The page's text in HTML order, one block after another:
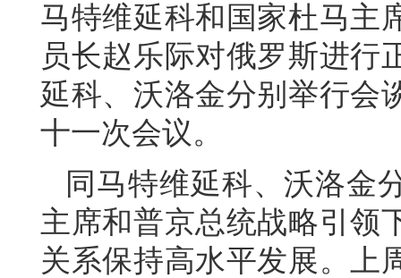
马特维延科和国家杜马主
员长赵乐际对俄罗斯进行
延科、沃洛金分别举行会
十一次会议。
同马特维延科、沃洛金
主席和普京总统战略引领
关系保持高水平发展。上